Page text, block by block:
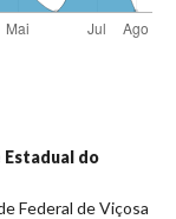
do
Federal de Viçosa